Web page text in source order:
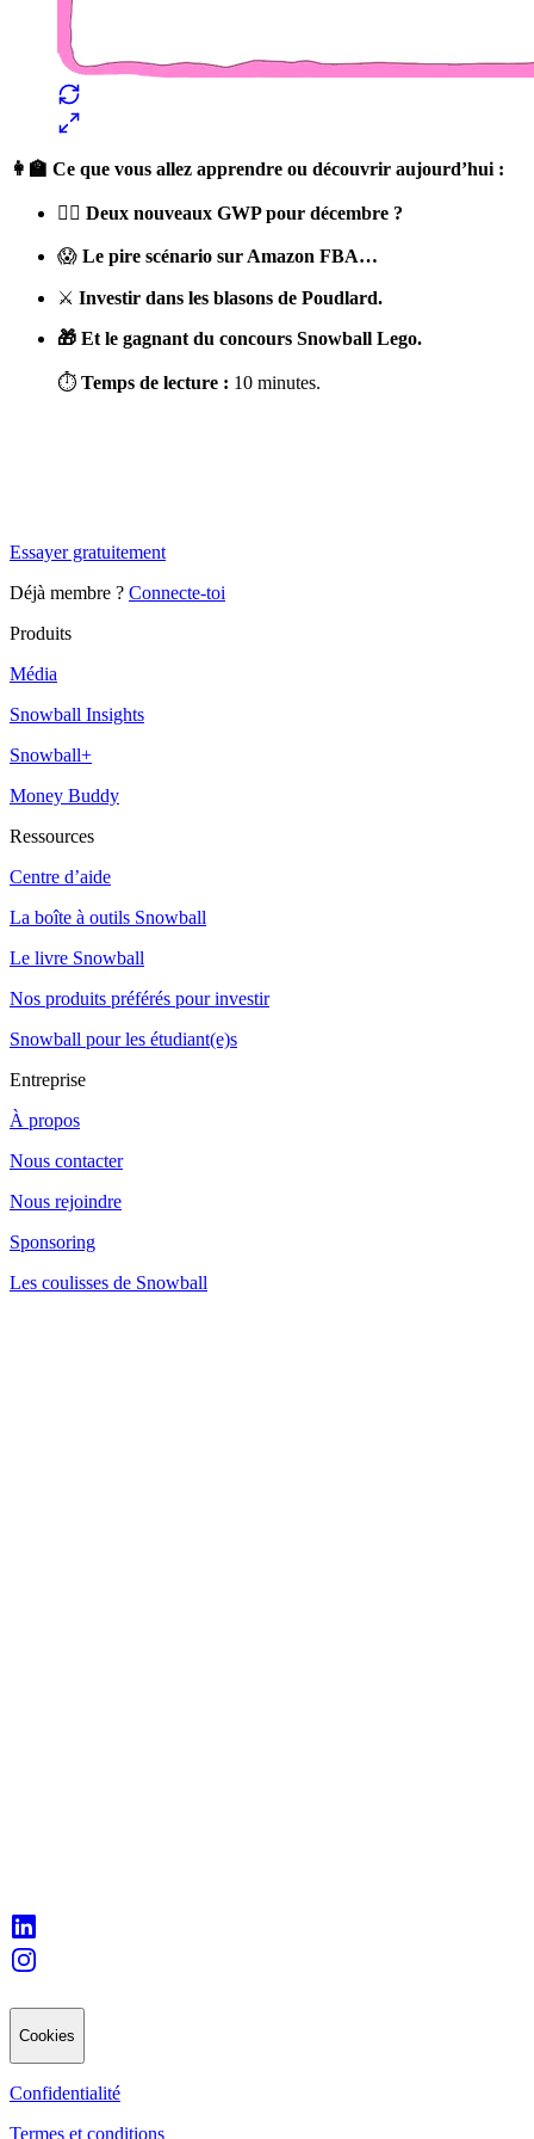
👩‍🏫 Ce que vous allez apprendre ou découvrir aujourd’hui :
🤷‍♂️ Deux nouveaux GWP pour décembre ?
😱 Le pire scénario sur Amazon FBA…
⚔️ Investir dans les blasons de Poudlard.
🎁 Et le gagnant du concours Snowball Lego.
⏱ Temps de lecture : 10 minutes.
Essayer gratuitement
Déjà membre ? Connecte-toi
Produits
Média
Snowball Insights
Snowball+
Money Buddy
Ressources
Centre d’aide
La boîte à outils Snowball
Le livre Snowball
Nos produits préférés pour investir
Snowball pour les étudiant(e)s
Entreprise
À propos
Nous contacter
Nous rejoindre
Sponsoring
Les coulisses de Snowball
Cookies
Confidentialité
Termes et conditions